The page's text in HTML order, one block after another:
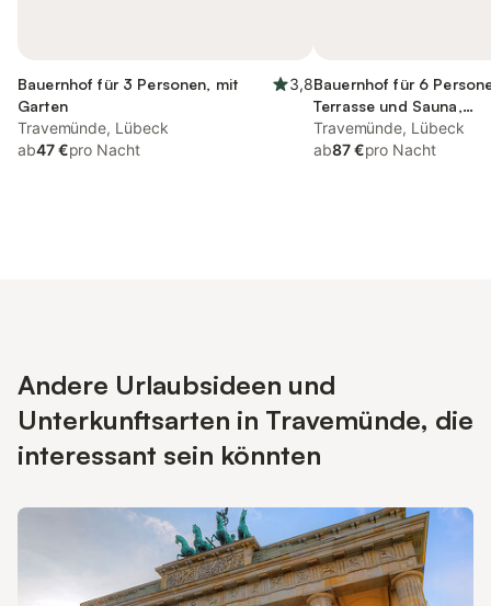
Bauernhof für 3 Personen, mit
Garten
3,8
Travemünde, Lübeck
ab47 €pro Nacht
Bauernhof für 6
Terrasse und Sauna,
kinderfreundlich
Travemünde, Lübeck
ab87 €pro Nacht
Andere Urlaubsideen und
Unterkunftsarten in Travemünde, die
interessant sein könnten